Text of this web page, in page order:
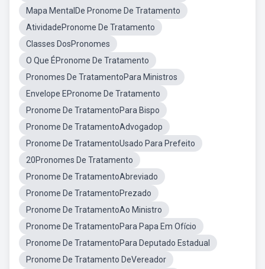
Mapa MentalDe Pronome De Tratamento
AtividadePronome De Tratamento
Classes DosPronomes
O Que ÉPronome De Tratamento
Pronomes De TratamentoPara Ministros
Envelope EPronome De Tratamento
Pronome De TratamentoPara Bispo
Pronome De TratamentoAdvogadop
Pronome De TratamentoUsado Para Prefeito
20Pronomes De Tratamento
Pronome De TratamentoAbreviado
Pronome De TratamentoPrezado
Pronome De TratamentoAo Ministro
Pronome De TratamentoPara Papa Em Ofício
Pronome De TratamentoPara Deputado Estadual
Pronome De Tratamento DeVereador